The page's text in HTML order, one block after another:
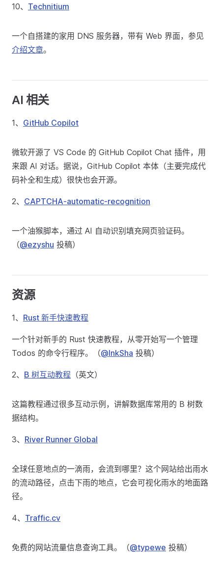
10、 Technitium
一个自搭建的家用 DNS 服务器，带有 Web 界面，参见
介绍文章。
AI 相关
1、 GitHub Copilot
微软开源了 VS Code 的 GitHub Copilot Chat 插件，用
来跟 AI 对话。据说，GitHub Copilot 本体（主要完成代
码补全和生成）很快也会开源。
2、 CAPTCHA-automatic-recognition
一个油猴脚本，通过 AI 自动识别填充网页验证码。
（@ezyshu 投稿）
资源
1、 Rust 新手快速教程
一个针对新手的 Rust 快速教程，从零开始写一个管理
Todos 的命令行程序。（@InkSha 投稿）
2、 B 树互动教程 （英文）
这篇教程通过很多互动示例，讲解数据库常用的 B 树数
据结构。
3、 River Runner Global
全球任意地点的一滴雨，会流到哪里？这个网站给出雨水
的流动路径，点击下雨的地点，它会可视化雨水的地面路
径。
4、 Traffic.cv
免费的网站流量信息查询工具。（@typewe 投稿）